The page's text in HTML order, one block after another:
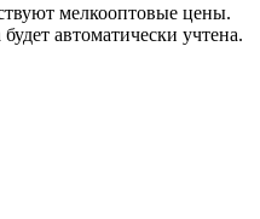
мелкооптовые цены.
автоматически учтена.